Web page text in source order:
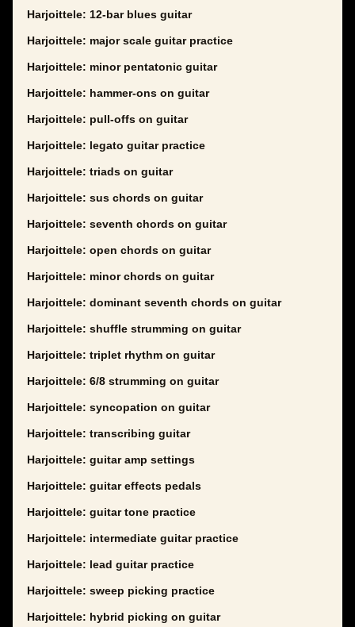
Harjoittele: 12-bar blues guitar
Harjoittele: major scale guitar practice
Harjoittele: minor pentatonic guitar
Harjoittele: hammer-ons on guitar
Harjoittele: pull-offs on guitar
Harjoittele: legato guitar practice
Harjoittele: triads on guitar
Harjoittele: sus chords on guitar
Harjoittele: seventh chords on guitar
Harjoittele: open chords on guitar
Harjoittele: minor chords on guitar
Harjoittele: dominant seventh chords on guitar
Harjoittele: shuffle strumming on guitar
Harjoittele: triplet rhythm on guitar
Harjoittele: 6/8 strumming on guitar
Harjoittele: syncopation on guitar
Harjoittele: transcribing guitar
Harjoittele: guitar amp settings
Harjoittele: guitar effects pedals
Harjoittele: guitar tone practice
Harjoittele: intermediate guitar practice
Harjoittele: lead guitar practice
Harjoittele: sweep picking practice
Harjoittele: hybrid picking on guitar